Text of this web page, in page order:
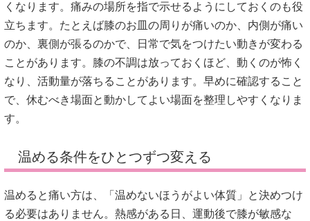
くなります。痛みの場所を指で示せるようにしておくのも役
立ちます。たとえば膝のお皿の周りが痛いのか、内側が痛い
のか、裏側が張るのかで、日常で気をつけたい動きが変わる
ことがあります。膝の不調は放っておくほど、動くのが怖く
なり、活動量が落ちることがあります。早めに確認すること
で、休むべき場面と動かしてよい場面を整理しやすくなりま
す。
温める条件をひとつずつ変える
温めると痛い方は、「温めないほうがよい体質」と決めつけ
る必要はありません。熱感がある日、運動後で膝が敏感な